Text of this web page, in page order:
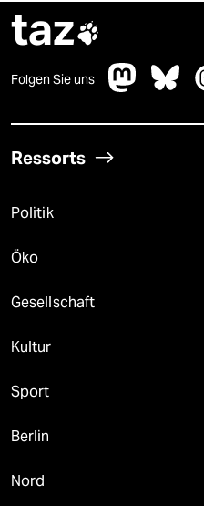
taz
Folgen Sie uns
Ressorts
Politik
Öko
Gesellschaft
Kultur
Sport
Berlin
Nord